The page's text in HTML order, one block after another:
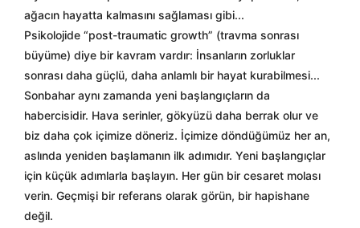
ağacın hayatta kalmasını sağlaması gibi...
Psikolojide “post-traumatic growth” (travma sonrası
büyüme) diye bir kavram vardır: İnsanların zorluklar
sonrası daha güçlü, daha anlamlı bir hayat kurabilmesi...
Sonbahar aynı zamanda yeni başlangıçların da
habercisidir. Hava serinler, gökyüzü daha berrak olur ve
biz daha çok içimize döneriz. İçimize döndüğümüz her an,
aslında yeniden başlamanın ilk adımıdır. Yeni başlangıçlar
için küçük adımlarla başlayın. Her gün bir cesaret molası
verin. Geçmişi bir referans olarak görün, bir hapishane
değil.